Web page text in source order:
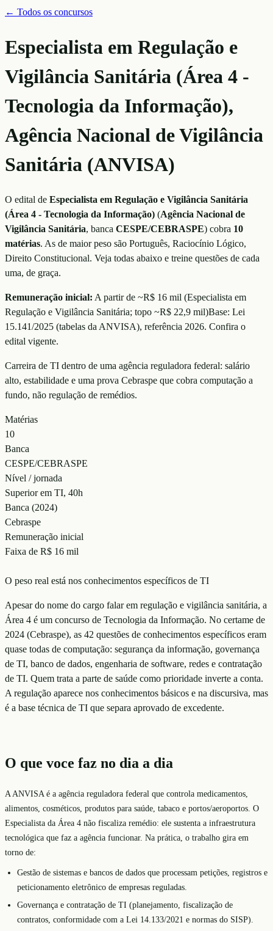
← Todos os concursos
Especialista em Regulação e
Vigilância Sanitária (Área 4 -
Tecnologia da Informação),
Agência Nacional de Vigilância
Sanitária (ANVISA)
O edital de Especialista em Regulação e Vigilância Sanitária
(Área 4 - Tecnologia da Informação) (Agência Nacional de
Vigilância Sanitária, banca CESPE/CEBRASPE) cobra 10
matérias. As de maior peso são Português, Raciocínio Lógico,
Direito Constitucional. Veja todas abaixo e treine questões de cada
uma, de graça.
Remuneração inicial: A partir de ~R$ 16 mil (Especialista em
Regulação e Vigilância Sanitária; topo ~R$ 22,9 mil)Base: Lei
15.141/2025 (tabelas da ANVISA), referência 2026. Confira o
edital vigente.
Carreira de TI dentro de uma agência reguladora federal: salário
alto, estabilidade e uma prova Cebraspe que cobra computação a
fundo, não regulação de remédios.
Matérias
10
Banca
CESPE/CEBRASPE
Nível / jornada
Superior em TI, 40h
Banca (2024)
Cebraspe
Remuneração inicial
Faixa de R$ 16 mil
O peso real está nos conhecimentos específicos de TI
Apesar do nome do cargo falar em regulação e vigilância sanitária, a
Área 4 é um concurso de Tecnologia da Informação. No certame de
2024 (Cebraspe), as 42 questões de conhecimentos específicos eram
quase todas de computação: segurança da informação, governança
de TI, banco de dados, engenharia de software, redes e contratação
de TI. Quem trata a parte de saúde como prioridade inverte a conta.
A regulação aparece nos conhecimentos básicos e na discursiva, mas
é a base técnica de TI que separa aprovado de excedente.
O que voce faz no dia a dia
A ANVISA é a agência reguladora federal que controla medicamentos,
alimentos, cosméticos, produtos para saúde, tabaco e portos/aeroportos. O
Especialista da Área 4 não fiscaliza remédio: ele sustenta a infraestrutura
tecnológica que faz a agência funcionar. Na prática, o trabalho gira em
torno de:
Gestão de sistemas e bancos de dados que processam petições, registros e
peticionamento eletrônico de empresas reguladas.
Governança e contratação de TI (planejamento, fiscalização de
contratos, conformidade com a Lei 14.133/2021 e normas do SISP).